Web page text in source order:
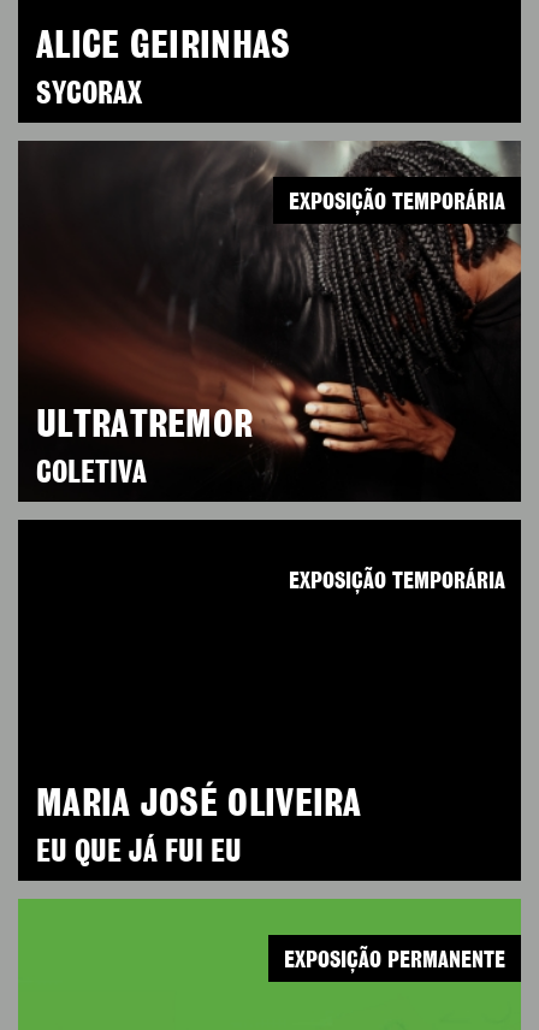
ALICE GEIRINHAS
SYCORAX
ULTRATREMOR
COLETIVA
EXPOSIÇÃO TEMPORÁRIA
MARIA JOSÉ OLIVEIRA
EU QUE JÁ FUI EU
EXPOSIÇÃO TEMPORÁRIA
EXPOSIÇÃO PERMANENTE